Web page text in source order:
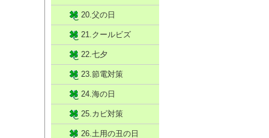
20.父の日
21.クールビズ
22.七夕
23.節電対策
24.海の日
25.カビ対策
26.土用の丑の日